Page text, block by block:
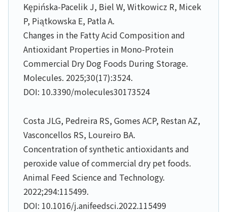
Kępińska-Pacelik J, Biel W, Witkowicz R, Micek
P, Piątkowska E, Patla A.
Changes in the Fatty Acid Composition and
Antioxidant Properties in Mono-Protein
Commercial Dry Dog Foods During Storage.
Molecules. 2025;30(17):3524.
DOI: 10.3390/molecules30173524
Costa JLG, Pedreira RS, Gomes ACP, Restan AZ,
Vasconcellos RS, Loureiro BA.
Concentration of synthetic antioxidants and
peroxide value of commercial dry pet foods.
Animal Feed Science and Technology.
2022;294:115499.
DOI: 10.1016/j.anifeedsci.2022.115499